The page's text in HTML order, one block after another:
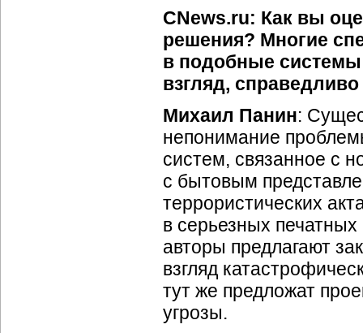
CNews.ru: Как вы
решения? Многие
в подобные
взгляд,
Михаил Панин:
непонимание
систем, связанное с
с бытовым
террористических
в серьезных печатных
авторы предлагают
взгляд
тут же предложат
угрозы.